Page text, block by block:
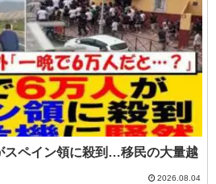
スペイン領に殺到…移民の大量越
2026.08.04